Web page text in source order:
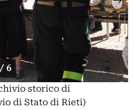
6
storico di
di Stato di Rieti)